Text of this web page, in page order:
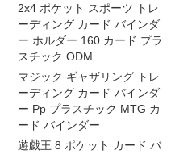
2x4 ポケット スポーツ トレ
ーディング カード バインダ
ー ホルダー 160 カード プラ
スチック ODM
マジック ギャザリング トレ
ーディング カード バインダ
ー Pp プラスチック MTG カ
ード バインダー
遊戯王 8 ポケット カード バ